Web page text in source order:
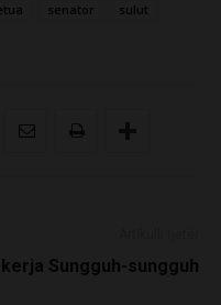
senator
sulut
Sungguh-sungguh